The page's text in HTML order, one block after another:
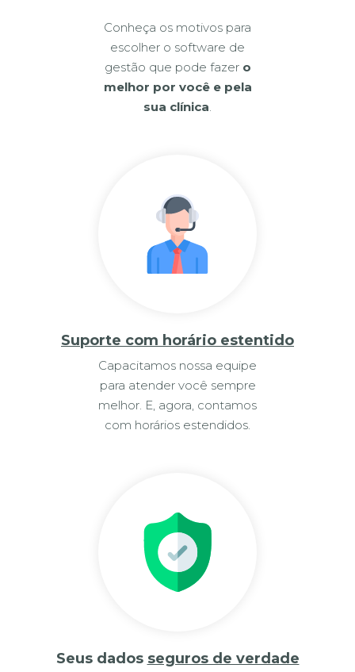
Conheça os motivos para
escolher o software de
gestão que pode fazer o
melhor por você e pela
sua clínica.
Suporte com horário estentido
Capacitamos nossa equipe
para atender você sempre
melhor. E, agora, contamos
com horários estendidos.
Seus dados seguros de verdade